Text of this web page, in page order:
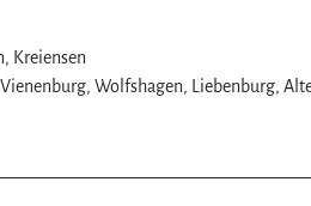
Kreiensen
Wolfshagen, Liebenburg,